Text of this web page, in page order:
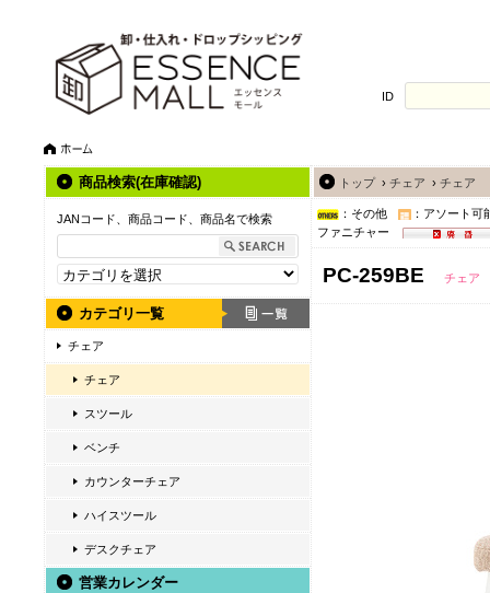
ID
商品検索(在庫確認)
JANコード、商品コード、商品名で検索
カテゴリ一覧
チェア
チェア
スツール
ベンチ
カウンターチェア
ハイスツール
デスクチェア
営業カレンダー
トップ› チェア › チェア
：その他
：アソート可
ファニチャー
PC-259BE チェア